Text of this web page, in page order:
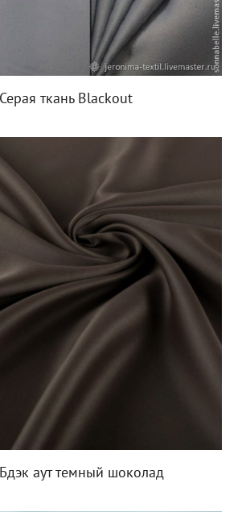
Серая ткань Blackout
аут темный шоколад